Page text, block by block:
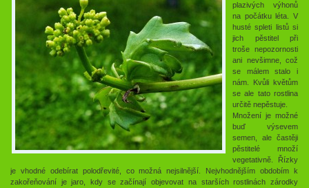
plazivých výhonů
na počátku léta. V
husté spleti listů si
jich pěstitel při
troše nepozornosti
ani nevšimne, což
se málem stalo i
nám. Kvůli květům
se ale tato rostlina
určitě nepěstuje.
Množení je možné
buď výsevem
semen, ale častěji
pěstitelé množí
vegetativně. Řízky
je vhodné odebírat polodřevité, co možná nejsilnější. Nejvhodnějším obdobím k
zakořeňování je jaro, kdy se začínají objevovat na starších rostlinách zárodky